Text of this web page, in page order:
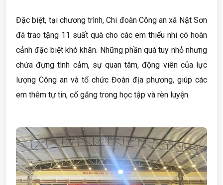
Đặc biệt, tại chương trình, Chi đoàn Công an xã Nật Sơn
đã trao tặng 11 suất quà cho các em thiếu nhi có hoàn
cảnh đặc biệt khó khăn. Những phần quà tuy nhỏ nhưng
chứa đựng tình cảm, sự quan tâm, động viên của lực
lượng Công an và tổ chức Đoàn địa phương, giúp các
em thêm tự tin, cố gắng trong học tập và rèn luyện.